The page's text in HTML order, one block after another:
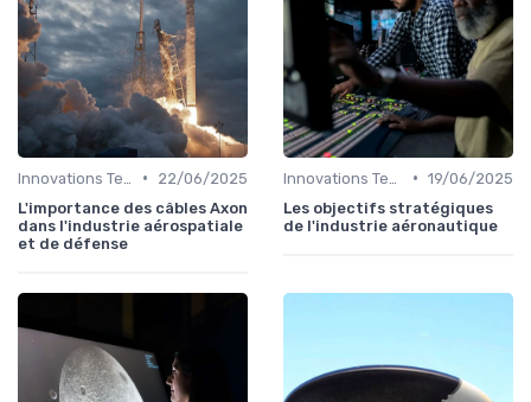
•
22/06/2025
L'importance des câbles Axon
dans l'industrie aérospatiale
et de défense
• 19/06/2025
Les objectifs stratégiques
de l'industrie aéronautique